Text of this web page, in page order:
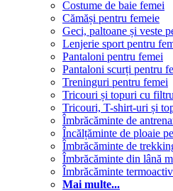
Costume de baie femei
Cămăși pentru femeie
Geci, paltoane și veste
Lenjerie sport pentru
Pantaloni pentru femei
Pantaloni scurți pentru
Treninguri pentru femei
Tricouri și topuri cu
Tricouri, T-shirt-uri și
Îmbrăcăminte de
Încălțăminte de ploaie
Îmbrăcăminte de
Îmbrăcăminte din lână
Îmbrăcăminte
Mai multe...